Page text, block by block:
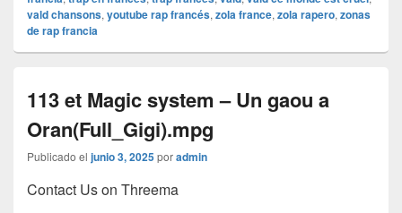
vald chansons, youtube rap francés, zola france, zola rapero, zonas
de rap francia
113 et Magic system – Un gaou a
Oran(Full_Gigi).mpg
Publicado el junio 3, 2025poradmin
Contact Us on Threema